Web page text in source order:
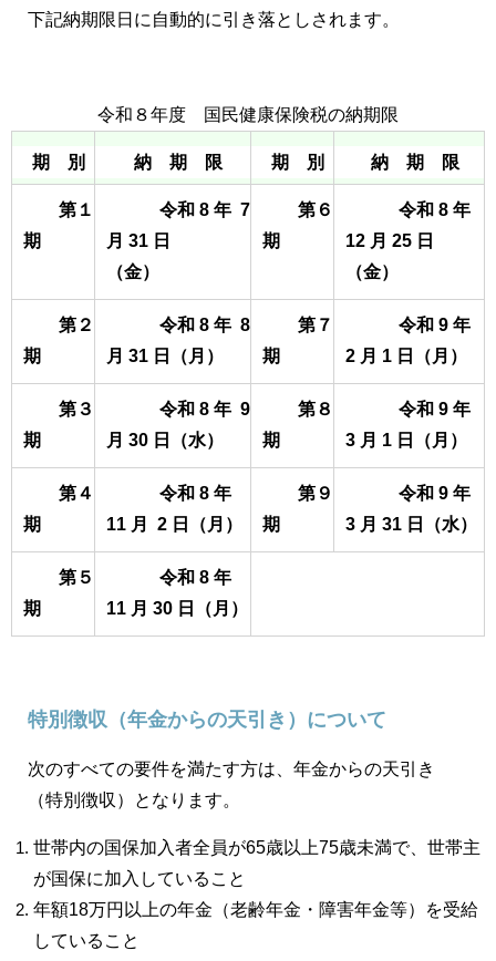
下記納期限日に 自動的に引き落としされます。
令和８年度 国民健康保険税の納期限
期 別 納 期 限 期 別 納 期 限
第１
期
令和 8 年 7
月 31 日
（金）
第６
期
令和 8 年
12 月 25 日
（金）
第２
期
令和 8 年 8
月 31 日（月）
第７
期
令和 9 年
2 月 1 日（月）
第３
期
令和 8 年 9
月 30 日（水）
第８
期
令和 9 年
3 月 1 日（月）
第４
期
令和 8 年
11 月 2 日（月）
第９
期
令和 9 年
3 月 31 日（水）
第５
期
令和 8 年
11 月 30 日（月）
特別徴収（年金からの天引き）について
次のすべての要件を満たす方は、年金からの天引き
（特別徴収）となります。
世帯内の国保加入者全員が65歳以上75歳未満で、世帯主
が国保に加入していること
年額18万円以上の年金（老齢年金・障害年金等）を受給
していること